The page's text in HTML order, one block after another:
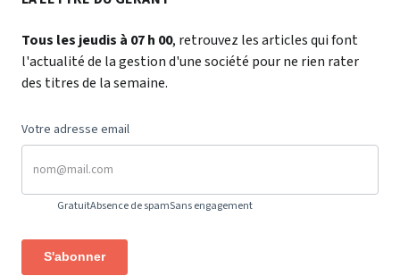
Tous les jeudis à 07 h 00, retrouvez les articles qui font
l'actualité de la gestion d'une société pour ne rien rater
des titres de la semaine.
Votre adresse email
GratuitAbsence de spamSans engagement
S'abonner